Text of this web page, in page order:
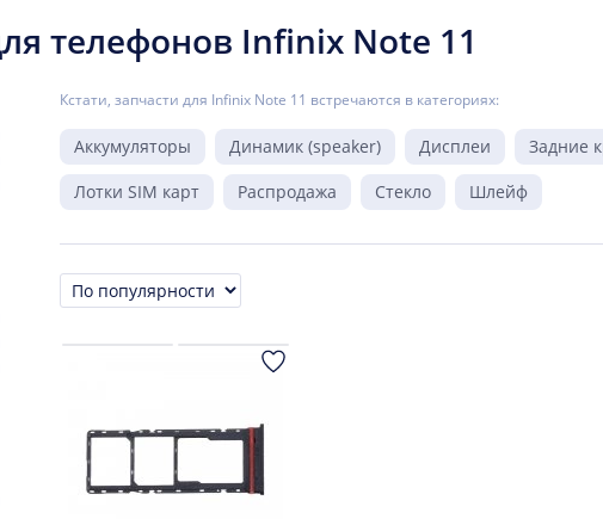
телефонов Infinix Note 11
Кстати, запчасти для Infinix Note 11 встречаются в категориях:
Аккумуляторы Динамик (speaker) Дисплеи Задние
Лотки SIM карт
Распродажа Стекло Шлейф
Сортировка